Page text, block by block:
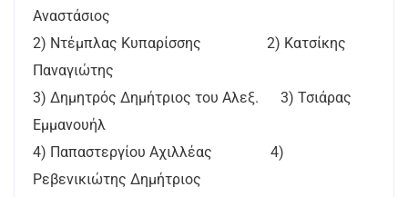
Αναστάσιος
2) Ντέμπλας Κυπαρίσσης 2) Κατσίκης
Παναγιώτης
3) Δημητρός Δημήτριος του Αλεξ. 3) Τσιάρας
Εμμανουήλ
4) Παπαστεργίου Αχιλλέας 4)
Ρεβενικιώτης Δημήτριος